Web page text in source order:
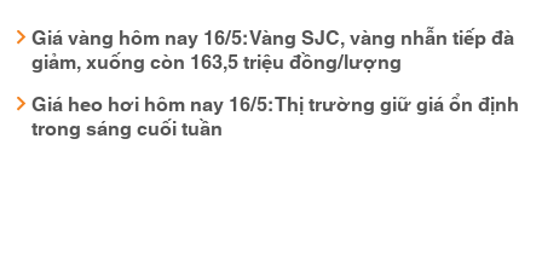
Giá vàng hôm nay 16/5: Vàng SJC, vàng nhẫn tiếp đà
giảm, xuống còn 163,5 triệu đồng/lượng
Giá heo hơi hôm nay 16/5: Thị trường giữ giá ổn định
trong sáng cuối tuần